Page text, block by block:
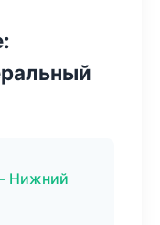
Нижний